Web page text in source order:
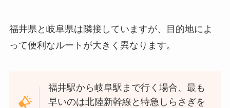
福井県と岐阜県は隣接していますが、目的地によ
って便利なルートが大きく異なります。
福井駅から岐阜駅まで行く場合、最も
早いのは北陸新幹線と特急しらさぎを